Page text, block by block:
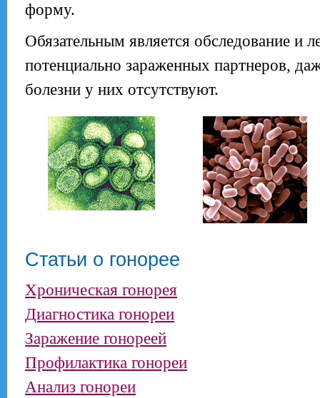
форму.
Обязательным является обследование и
потенциально зараженных партнеров,
болезни у них отсутствуют.
Статьи о гонорее
Хроническая гонорея
Диагностика гонореи
Заражение гонореей
Профилактика гонореи
Анализ гонореи